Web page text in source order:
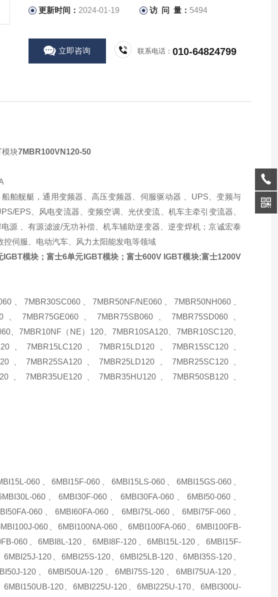
更新时间： 2024-01-19 访 问 量： 5494
立即咨询 联系电话：010-64824799
模块7MBR100VN120-50
舶舰艇，通用变频器、高压变频器、伺服驱动器 、UPS、变频与
EPS、风电变流器、变频空调、光伏变流、机车主牵引变流器、
源 、有源滤波/无功补偿、机车辅助逆变器、逆变焊机；京诚宏泰
伺服、电动汽车、风力太阳能发电等领域
IGBT模块；富士6单元IGBT模块；富士600V IGBT模块;富士1200V
、7MBR30SC060、7MBR50NF/NE060、7MBR50NH060、
、7MBR75GE060、7MBR75SB060、7MBR75SD060、
、7MBR10NF（NE）120、7MBR10SA120、7MBR10SC120、
、7MBR15LC120、7MBR15LD120、7MBR15SC120、
、7MBR25SA120、7MBR25LD120、7MBR25SC120、
、7MBR35UE120、7MBR35HU120、7MBR50SB120、
060、6MBI15F-060、6MBI15LS-060、6MBI15GS-060、
060、6MBI30F-060、6MBI30FA-060、6MBI50-060、
060、6MBI60FA-060、6MBI75L-060、6MBI75F-060、
060、6MBI100NA-060、6MBI100FA-060、6MBI100FB-
060、6MBI8L-120、6MBI8F-120、6MBI15L-120、6MBI15F-
120、6MBI25S-120、6MBI25LB-120、6MBI35S-120、
120、6MBI50UA-120、6MBI75S-120、6MBI75UA-120、
120、6MBI225U-120、6MBI225U-170、6MBI300U-